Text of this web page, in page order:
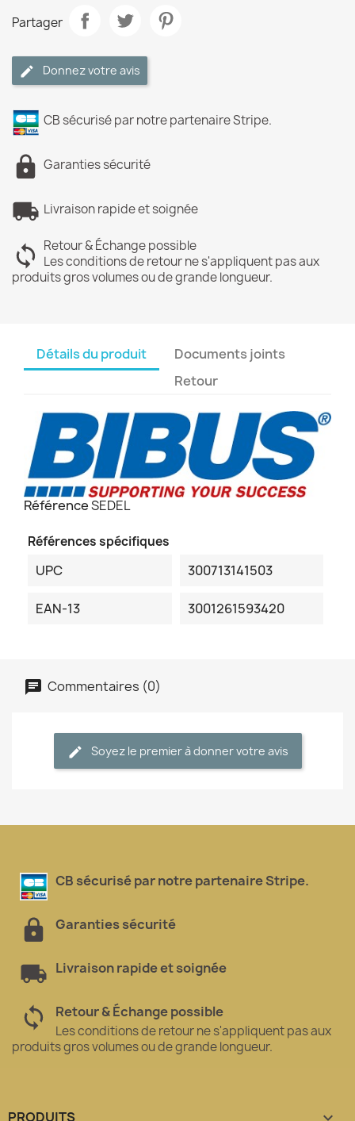
Partager
Donnez votre avis
CB sécurisé par notre partenaire Stripe.
Garanties sécurité
Livraison rapide et soignée
Retour & Échange possible
Les conditions de retour ne s'appliquent pas aux
produits gros volumes ou de grande longueur.
Détails du produit
Documents joints
Retour
RéférenceSEDEL
Références spécifiques
UPC 300713141503
EAN-13 3001261593420
Commentaires (0)
Soyez le premier à donner votre avis
CB sécurisé par notre partenaire Stripe.
Garanties sécurité
Livraison rapide et soignée
Retour & Échange possible
Les conditions de retour ne s'appliquent pas aux
produits gros volumes ou de grande longueur.
PRODUITS